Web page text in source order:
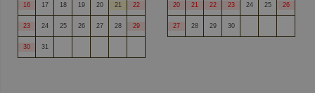
16 17 18 19 20 21 22
23 24 25 26 27 28 29
30 31
20 21 22 23 24 25 26
27 28 29 30